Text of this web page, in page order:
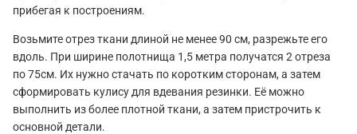
прибегая к построениям.
Возьмите отрез ткани длиной не менее 90 см, разрежьте его
вдоль. При ширине полотнища 1,5 метра получатся 2 отреза
по 75см. Их нужно стачать по коротким сторонам, а затем
сформировать кулису для вдевания резинки. Её можно
выполнить из более плотной ткани, а затем пристрочить к
основной детали.